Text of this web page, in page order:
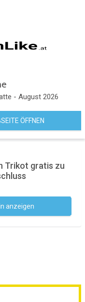
- August 2026
ÖFFNEN
Trikot gratis zu
anzeigen